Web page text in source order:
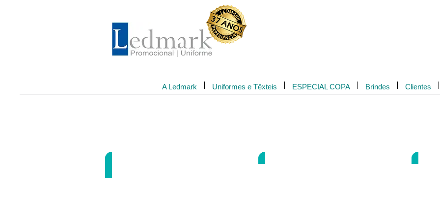
A Ledmark Uniformes e Têxteis ESPECIAL COPA Brindes Clientes
LWS-0619 LWS-0625 LWS-